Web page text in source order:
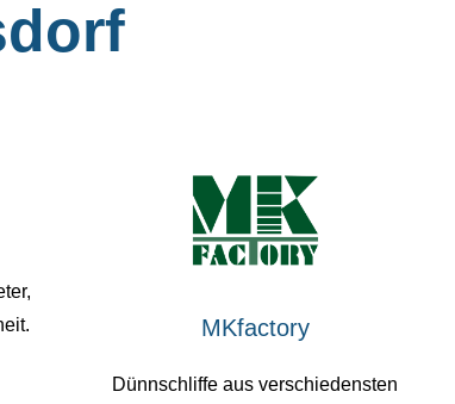
MKfactory
Dünnschliffe aus verschiedensten